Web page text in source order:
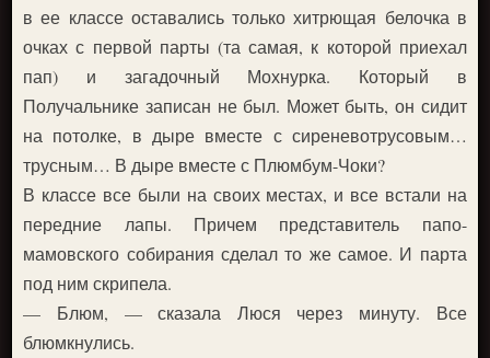
в ее классе оставались только хитрющая белочка в
очках с первой парты (та самая, к которой приехал
пап) и загадочный Мохнурка. Который в
Получальнике записан не был. Может быть, он сидит
на потолке, в дыре вместе с сиреневотрусовым…
трусным… В дыре вместе с Плюмбум-Чоки?
В классе все были на своих местах, и все встали на
передние лапы. Причем представитель папо-
мамовского собирания сделал то же самое. И парта
под ним скрипела.
— Блюм, — сказала Люся через минуту. Все
блюмкнулись.